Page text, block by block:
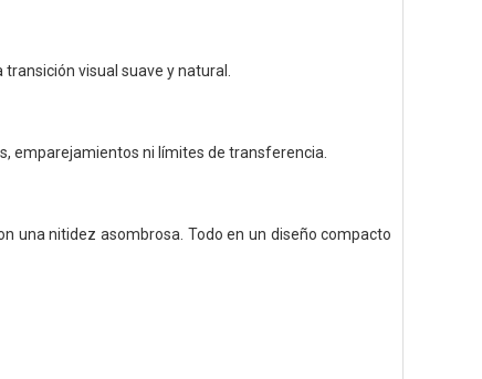
visual suave y natural.
emparejamientos ni límites de transferencia.
una nitidez asombrosa. Todo en un diseño compacto